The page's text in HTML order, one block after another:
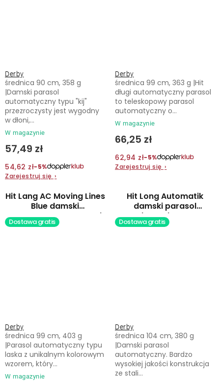
Derby
W magazynie
57,49 zł
54,62 zł−5%
Zarejestruj się ›
średnica 90 cm, 358 g
|Damski parasol
automatyczny typu "kij"
przezroczysty jest wygodny
w dłoni,...
Derby
W magazynie
66,25 zł
62,94 zł−5%
Zarejestruj się ›
średnica 99 cm, 363 g |Hit
długi automatyczny parasol
to teleskopowy parasol
automatyczny o...
Hit Lang AC Moving Lines
Blue damski
automatyczny parasol
laska
Dostawa gratis
Derby
W magazynie
średnica 99 cm, 403 g
|Parasol automatyczny typu
laska z unikalnym kolorowym
wzorem, który...
Hit Long Automatik
damski parasol
laseczkowy
automatyczny
Dostawa gratis
Derby
średnica 104 cm, 380 g
|Damski parasol
automatyczny. Bardzo
wysokiej jakości konstrukcja
ze stali...